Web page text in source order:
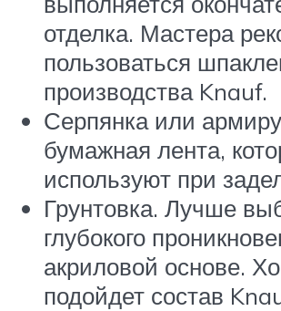
отделка. Мастера
пользоваться
производства Knauf.
Серпянка или
бумажная лента,
используют при
Грунтовка. Лучше
глубокого
акриловой основе.
подойдет состав